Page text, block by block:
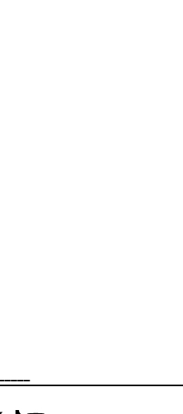
sistemas policiais, foi
o telefone possuía